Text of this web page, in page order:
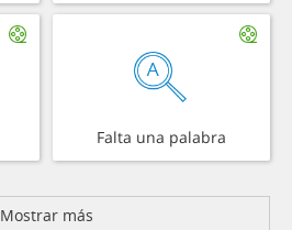
Falta una palabra
Mostrar más